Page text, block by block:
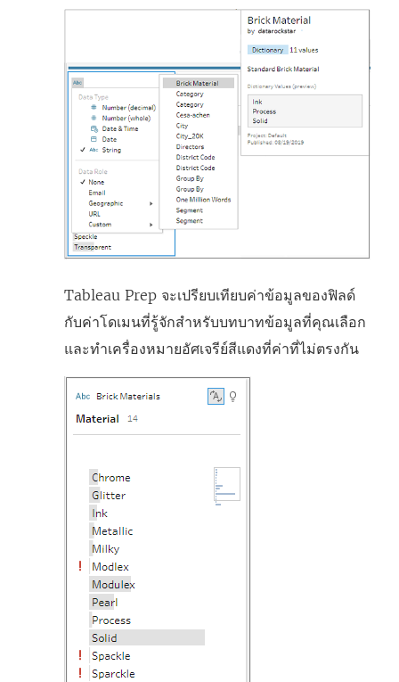
Tableau Prep จะเปรียบเทียบค่าข้อมูลของฟิลด์
กับค่าโดเมนที่รู้จักสำหรับบทบาทข้อมูลที่คุณเลือก
และทำเครื่องหมายอัศเจรีย์สีแดงที่ค่าที่ไม่ตรงกัน